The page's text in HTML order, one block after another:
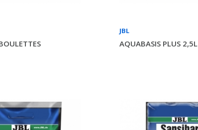
JBL
AQUABASIS PLUS 2,5L